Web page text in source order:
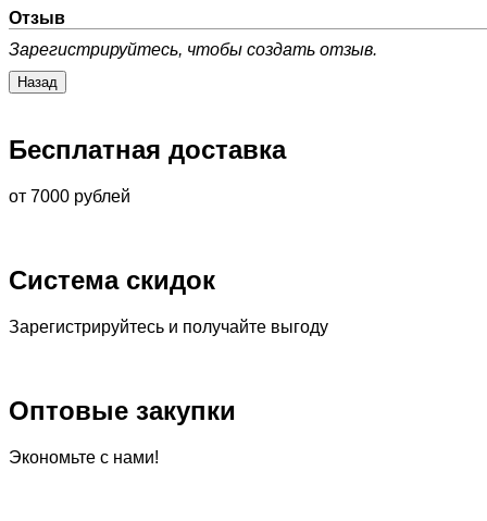
Отзыв
Зарегистрируйтесь, чтобы создать отзыв.
Бесплатная доставка
от 7000 рублей
Система скидок
Зарегистрируйтесь и получайте выгоду
Оптовые закупки
Экономьте с нами!